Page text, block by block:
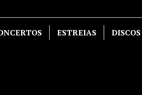
ESTREIAS DISCOS